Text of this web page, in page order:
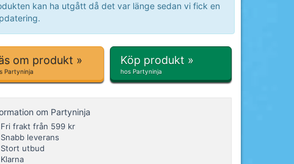
kan ha utgått då det var länge sedan vi fick en
om produkt »
Partyninja
Köp produkt »
hos Partyninja
om Partyninja
Fri frakt från 599 kr
Snabb leverans
Stort utbud
Klarna